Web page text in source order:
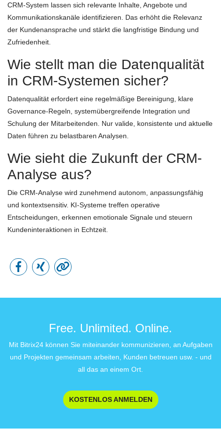
CRM-System lassen sich relevante Inhalte, Angebote und
Kommunikationskanäle identifizieren. Das erhöht die Relevanz
der Kundenansprache und stärkt die langfristige Bindung und
Zufriedenheit.
Wie stellt man die Datenqualität
in CRM-Systemen sicher?
Datenqualität erfordert eine regelmäßige Bereinigung, klare
Governance-Regeln, systemübergreifende Integration und
Schulung der Mitarbeitenden. Nur valide, konsistente und aktuelle
Daten führen zu belastbaren Analysen.
Wie sieht die Zukunft der CRM-
Analyse aus?
Die CRM-Analyse wird zunehmend autonom, anpassungsfähig
und kontextsensitiv. KI-Systeme treffen operative
Entscheidungen, erkennen emotionale Signale und steuern
Kundeninteraktionen in Echtzeit.
Free. Unlimited. Online.
Mit Bitrix24 können Sie miteinander kommunizieren, an Aufgaben
und Projekten gemeinsam arbeiten, Kunden betreuen usw. - und
all das an einem Ort.
KOSTENLOS ANMELDEN